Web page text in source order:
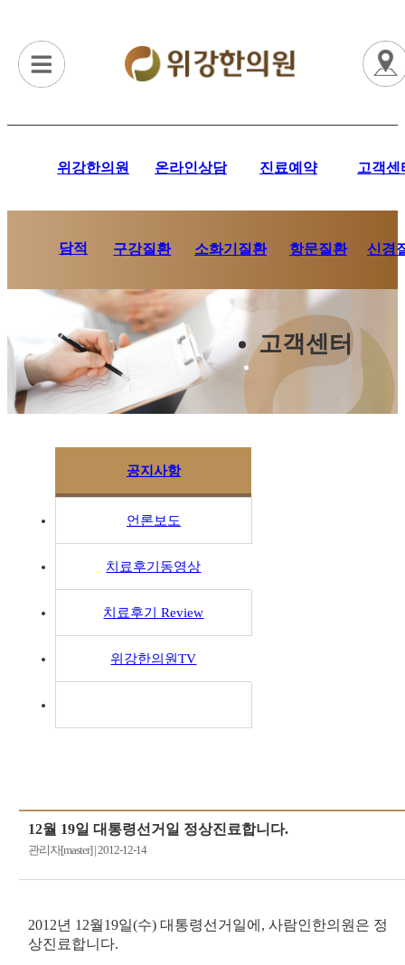
위강한의원 온라인상담 진료예약 고객센
담적 구강질환 소화기질환 항문질환 신경
고객센터
공지사항
언론보도
치료후기동영상
치료후기 Review
위강한의원TV
12월 19일 대통령선거일 정상진료합니다.
관리자[master]|2012-12-14
2012년 12월19일(수) 대통령선거일에, 사람인한의원은 정
상진료합니다.